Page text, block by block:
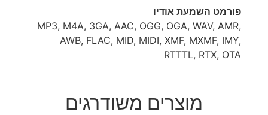
פורמט השמעת אודיו
MP3, M4A, 3GA, AAC, OGG, OGA, WAV, AMR,
AWB, FLAC, MID, MIDI, XMF, MXMF, IMY,
RTTTL, RTX, OTA
מוצרים משודרגים